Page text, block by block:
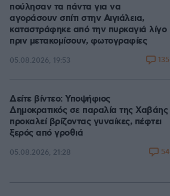
πούλησαν τα πάντα για να
αγοράσουν σπίτι στην Αιγιάλεια,
καταστράφηκε από την πυρκαγιά λίγο
πριν μετακομίσουν, φωτογραφίες
05.08.2026, 19:53 135
Δείτε βίντεο: Υποψήφιος
Δημοκρατικός σε παραλία της Χαβάης
προκαλεί βρίζοντας γυναίκες, πέφτει
ξερός από γροθιά
05.08.2026, 21:28 54